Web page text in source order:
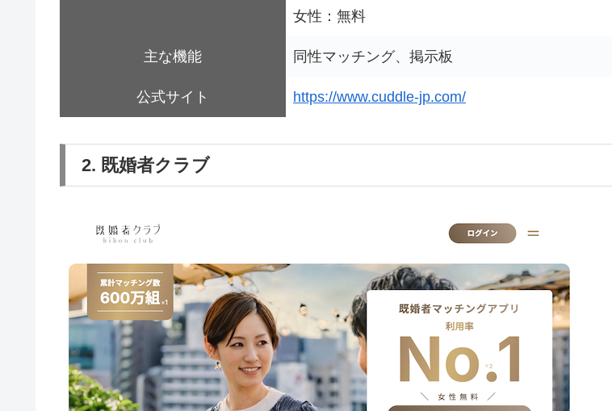
女性：無料
主な機能 同性マッチング、掲示板
公式サイト https://www.cuddle-jp.com/
2. 既婚者クラブ